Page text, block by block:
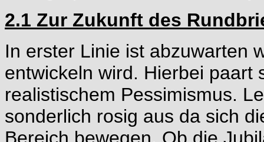
2.1 Zur Zukunft des
In erster Linie ist abzuwarten
entwickeln wird. Hierbei paart
realistischem Pessimismus.
sonderlich rosig aus da sich